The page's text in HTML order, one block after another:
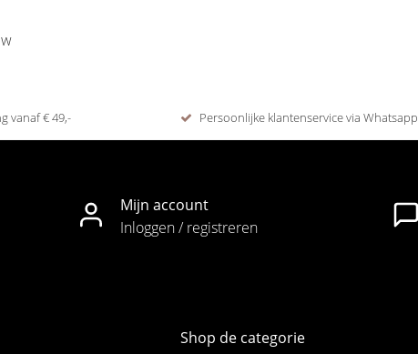
vanaf € 49,- Persoonlijke klantenservice via Whatsapp
Mijn account
Inloggen / registreren
Shop de categorie